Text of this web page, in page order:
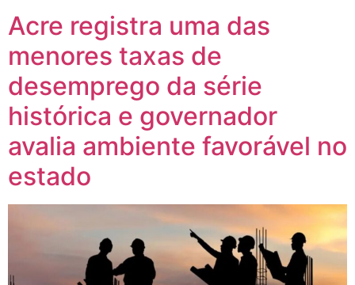
Acre registra uma das
menores taxas de
desemprego da série
histórica e governador
avalia ambiente favorável no
estado